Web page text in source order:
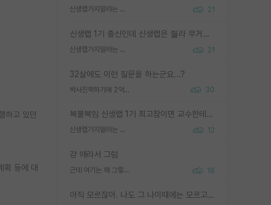
신생랩가지말라는 이유가 있었구나 21
신생랩 1기 출신인데 신생랩은 줠라 무거운 바벨 같은거임. 들면 대박인데 못들면 깔려 죽음. 아무도 알려주지 않는 환경에서 자생해야하지만, 일단 살아남았다면 그 어떤 사람보다 악착같고 생존력 높은 사람으로 거듭날 수 있음
신생랩가지말라는 이유가 있었구나 21
32살에도 이런 질문을 하는군요...?
박사진학하기에 2억은 괜찮은 (?) 정도의 경제력인가요 30
복불복임 신생랩 1기 최고참이면 교수한테 직접 지도받는 시간이 매우 많음 제대로 된 교수라면 말이지 그게 아니라면 그냥 넌 해방 불가능한 노예 1호에 감점쓰레기통이 되는거고
신생랩가지말라는 이유가 있었구나 12
걍 애라서 그럼
근데 여기는 왜 그렇게 SPK를 물어보는거임? 16
아직 모르잖아. 나도 그 나이때에는 모르고 평가 받고 안심하고 싶었어.
하고 있던
획 등에 대